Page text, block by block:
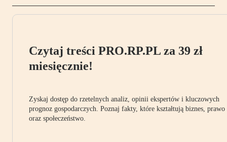
Czytaj treści PRO.RP.PL za 39 zł
miesięcznie!
Zyskaj dostęp do rzetelnych analiz, opinii ekspertów i kluczowych
prognoz gospodarczych. Poznaj fakty, które kształtują biznes, prawo
oraz społeczeństwo.